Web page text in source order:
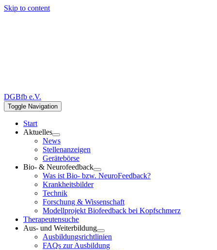
Skip to content
DGBfb e.V.
Toggle Navigation
Start
Aktuelles
News
Stellenanzeigen
Gerätebörse
Bio- & Neurofeedback
Was ist Bio- bzw. NeuroFeedback?
Krankheitsbilder
Technik
Forschung & Wissenschaft
Modellprojekt Biofeedback bei Kopfschmerz
Therapeutensuche
Aus- und Weiterbildung
Ausbildungsrichtlinien
FAQs zur Ausbildung